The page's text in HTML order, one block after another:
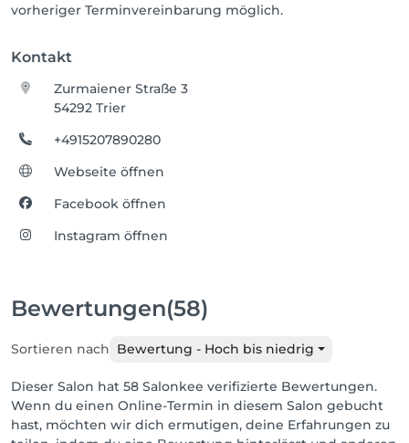
vorheriger Terminvereinbarung möglich.
Kontakt
Zurmaiener Straße 3
54292 Trier
+4915207890280
Webseite öffnen
Facebook öffnen
Instagram öffnen
Bewertungen(58)
Sortieren nach Bewertung - Hoch bis niedrig
Dieser Salon hat 58 Salonkee verifizierte Bewertungen.
Wenn du einen Online-Termin in diesem Salon gebucht
hast, möchten wir dich ermutigen, deine Erfahrungen zu